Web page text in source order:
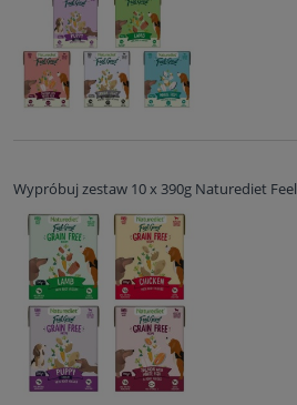
bez ryb: (wybierz)
bez wołowiny: (wybierz)
bez jagnięciny: (wybierz)
Wypróbuj zestaw 10 x 390g Naturediet